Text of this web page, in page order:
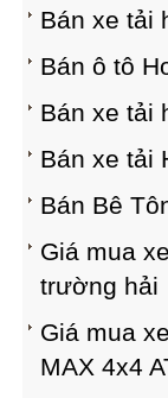
Bán xe tải
Bán ô tô
Bán xe tải
Bán xe tải
Bán Bê
Giá mua
trường hải
Giá mua
MAX 4x4